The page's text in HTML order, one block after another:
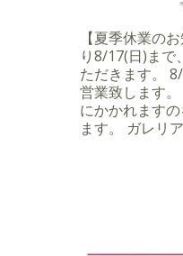
【夏季休業の
り8/17(日)まで
ただきます。
営業致します
にかかれます
ます。 ガレリ